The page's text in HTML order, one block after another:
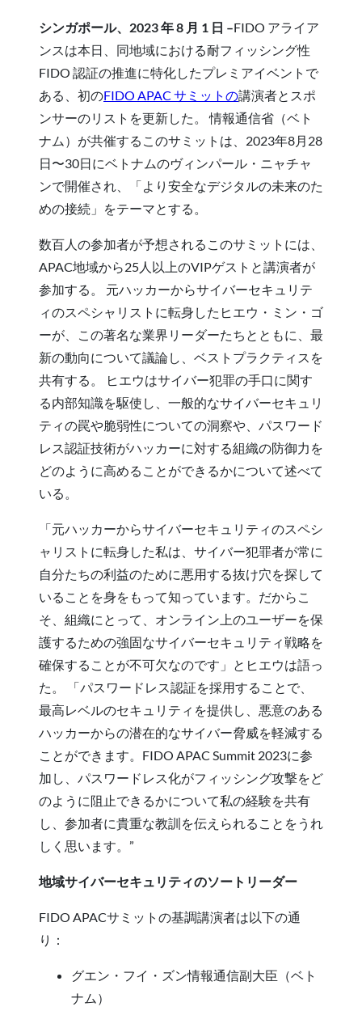
シンガポール、2023 年 8 月 1 日 –FIDO アライア
ンスは本日、同地域における耐フィッシング性
FIDO 認証の推進に特化したプレミアイベントで
ある、初のFIDO APAC サミットの講演者とスポ
ンサーのリストを更新した。 情報通信省（ベト
ナム）が共催するこのサミットは、2023年8月28
日〜30日にベトナムのヴィンパール・ニャチャ
ンで開催され、「より安全なデジタルの未来のた
めの接続」をテーマとする。
数百人の参加者が予想されるこのサミットには、
APAC地域から25人以上のVIPゲストと講演者が
参加する。 元ハッカーからサイバーセキュリテ
ィのスペシャリストに転身したヒエウ・ミン・ゴ
ーが、この著名な業界リーダーたちとともに、最
新の動向について議論し、ベストプラクティスを
共有する。 ヒエウはサイバー犯罪の手口に関す
る内部知識を駆使し、一般的なサイバーセキュリ
ティの罠や脆弱性についての洞察や、パスワード
レス認証技術がハッカーに対する組織の防御力を
どのように高めることができるかについて述べて
いる。
「元ハッカーからサイバーセキュリティのスペシ
ャリストに転身した私は、サイバー犯罪者が常に
自分たちの利益のために悪用する抜け穴を探して
いることを身をもって知っています。だからこ
そ、組織にとって、オンライン上のユーザーを保
護するための強固なサイバーセキュリティ戦略を
確保することが不可欠なのです」とヒエウは語っ
た。 「パスワードレス認証を採用することで、
最高レベルのセキュリティを提供し、悪意のある
ハッカーからの潜在的なサイバー脅威を軽減する
ことができます。FIDO APAC Summit 2023に参
加し、パスワードレス化がフィッシング攻撃をど
のように阻止できるかについて私の経験を共有
し、参加者に貴重な教訓を伝えられることをうれ
しく思います。”
地域サイバーセキュリティのソートリーダー
FIDO APACサミットの基調講演者は以下の通
り：
グエン・フイ・ズン情報通信副大臣（ベト
ナム）